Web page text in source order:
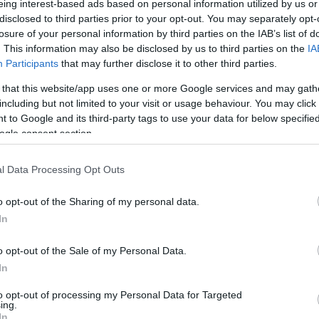
interest-based ads based on personal information utilized by us
to third parties prior to your opt-out. You may separately
of your personal information by third parties on the IAB’s list of
This information may also be disclosed by us to third parties on the
Participants that may further disclose it to other third parties.
that this website/app uses one or more Google services and may
but not limited to your visit or usage behaviour. You may
to Google and its third-party tags to use your data for below
consent section.
Data Processing Opt Outs
opt-out of the Sharing of my personal data.
opt-out of the Sale of my Personal Data.
opt-out of processing my Personal Data for Targeted
A PCOS betegség és a nőiesség
megélése
Németh Vanda január 18, 2026
Ihász-Novák Dóra augusztus 24, 2025